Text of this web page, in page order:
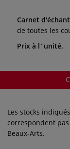
Carnet
de toutes les
Prix à l´unité.
Les stocks
correspondent
Beaux-Arts.